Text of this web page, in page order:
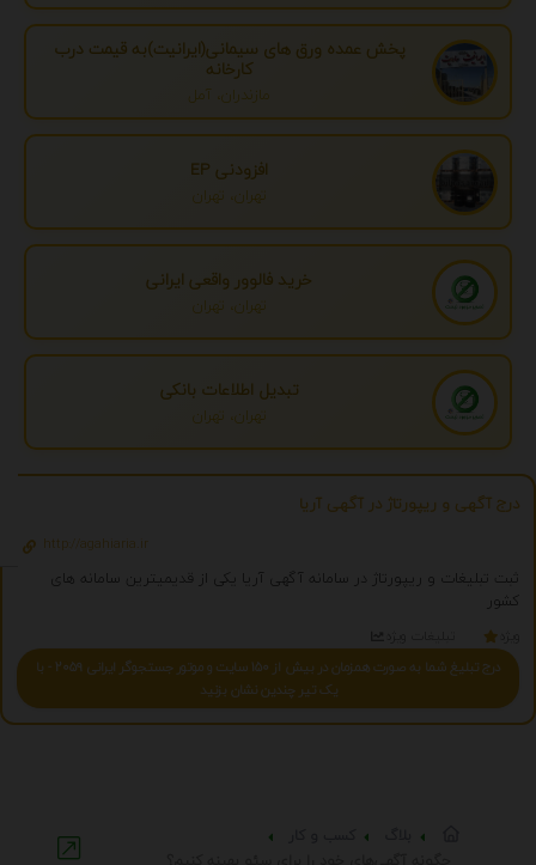
پخش عمده ورق های سیمانی(ایرانیت)به قیمت درب
کارخانه
مازندران، آمل
افزودنی EP
تهران، تهران
خرید فالوور واقعی ایرانی
تهران، تهران
تبدیل اطلاعات بانکی
تهران، تهران
درج آگهی و ریپورتاژ در آگهی آریا
http://agahiaria.ir
ثبت تبلیغات و ریپورتاژ در سامانه آگهی آریا یکی از قدیمیترین سامانه های
کشور
درج تبلیغ شما به صورت همزمان در بیش از 150 سایت و موتور جستجوگر ایرانی 2059 - با
یک تیر چندین نشان بزنید